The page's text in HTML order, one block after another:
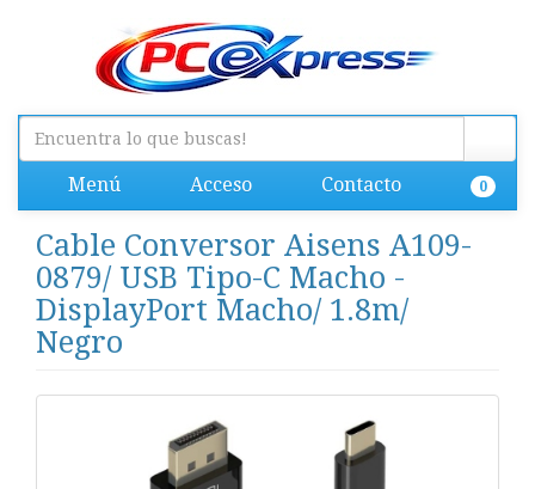
Menú Acceso Contacto 0
Cable Conversor Aisens A109-
0879/ USB Tipo-C Macho -
DisplayPort Macho/ 1.8m/
Negro